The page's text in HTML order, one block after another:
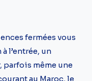
fermées vous
l’entrée, un
parfois même une
au Maroc, le